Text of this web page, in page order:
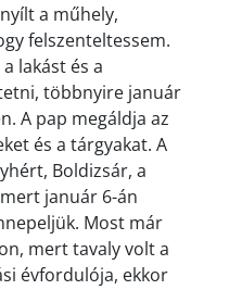
a műhely,
felszenteltessem.
lakást és a
többnyire január
A pap megáldja az
és a tárgyakat. A
Boldizsár, a
január 6-án
Most már
mert tavaly volt a
évfordulója, ekkor